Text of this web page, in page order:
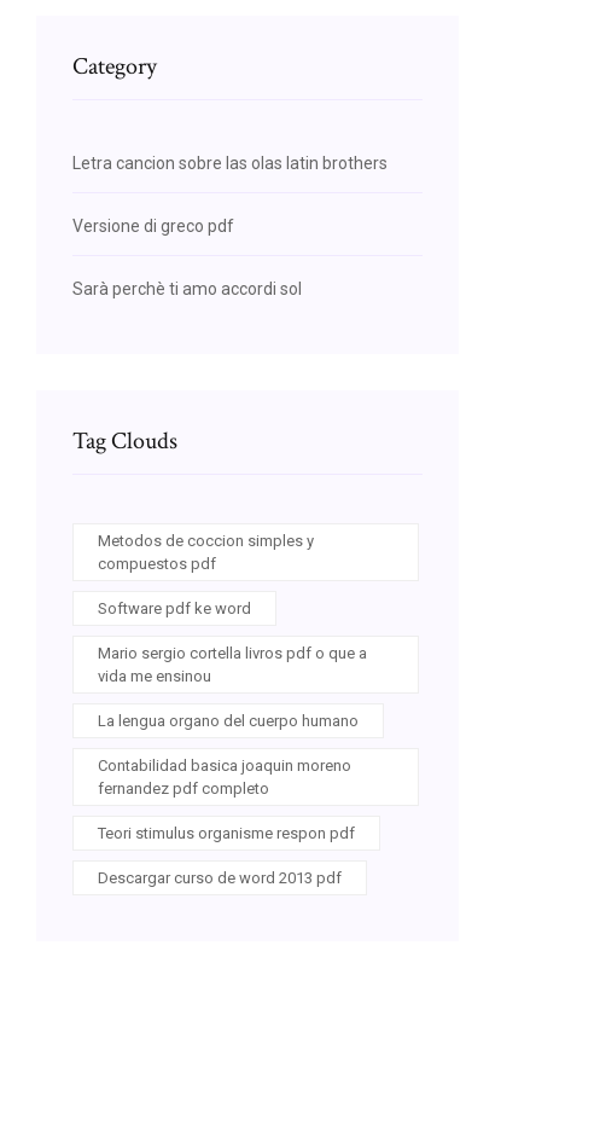
Category
Letra cancion sobre las olas latin brothers
Versione di greco pdf
Sarà perchè ti amo accordi sol
Tag Clouds
Metodos de coccion simples y
compuestos pdf
Software pdf ke word
Mario sergio cortella livros pdf o que a
vida me ensinou
La lengua organo del cuerpo humano
Contabilidad basica joaquin moreno
fernandez pdf completo
Teori stimulus organisme respon pdf
Descargar curso de word 2013 pdf